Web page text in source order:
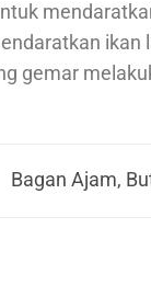
ikan
gemar
Bagan Ajam,